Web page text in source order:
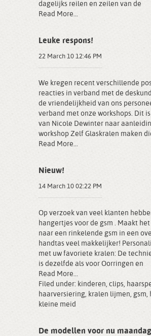
dagelijks reilen en zeilen van de
Read More...
Leuke respons!
22 March 10 12:46 PM
We kregen recent verschillende
reacties in verband met de
de vriendelijkheid van ons
verband met onze workshops. Dit
van Nicole Dewinter naar
workshop Zelf Glaskralen maken
Read More...
Nieuw!
14 March 10 02:22 PM
Op verzoek van veel klanten
hangertjes voor de gsm . Maakt
naar een rinkelende gsm in een
handtas veel makkelijker!
met uw favoriete kralen: De
is dezelfde als voor Oorringen en
Read More...
Filed under: kinderen, clips,
haarversiering, kralen lijmen, gsm,
kleine meid
De modellen voor nu maandag